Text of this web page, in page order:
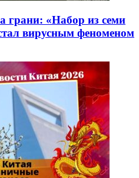
грани: «Набор из семи
вирусным феноменом